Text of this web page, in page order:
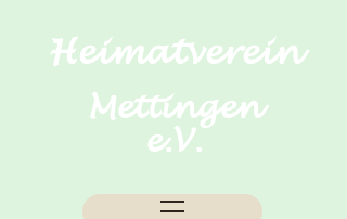
Heimatverein
Mettingen
e.V.